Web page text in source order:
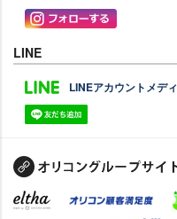
LINE
LINEアカウントメデ